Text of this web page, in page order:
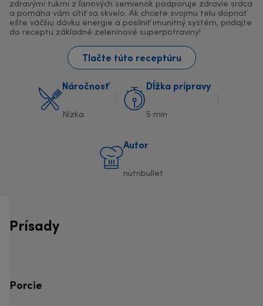
zdravými tukmi z ľanových semienok podporuje zdravie srdca
a pomáha vám cítiť sa skvelo. Ak chcete svojmu telu dopriať
ešte väčšiu dávku energie a posilniť imunitný systém, pridajte
do receptu základné zeleninové superpotraviny!
Tlačte túto receptúru
Náročnosť
Nízka
Dĺžka prípravy
5 min
Autor
nutribullet
Prísady
Porcie